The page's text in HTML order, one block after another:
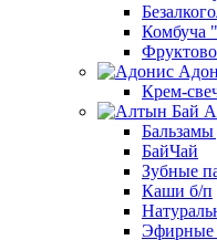
Комбуча
Крем-
Бальзамы
БайЧай
Зубные
Каши б/п
Эфирные